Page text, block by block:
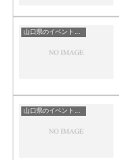
山口県のイベント会場一覧
山口県のイベント会場一覧